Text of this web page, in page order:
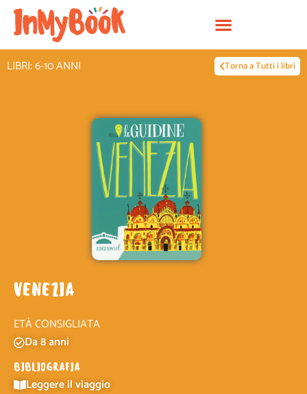
Vai
contenuto
LIBRI: 6-10 ANNI Torna a Tutti i libri
VENEZIA
ETÀ CONSIGLIATA
Da 8 anni
BIBLIOGRAFIA
Leggere il viaggio